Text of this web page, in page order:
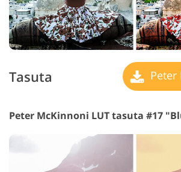
Tasuta Peter
Peter McKinnoni LUT tasuta #17